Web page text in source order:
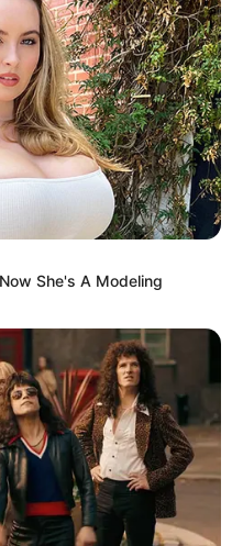
She's A Modeling